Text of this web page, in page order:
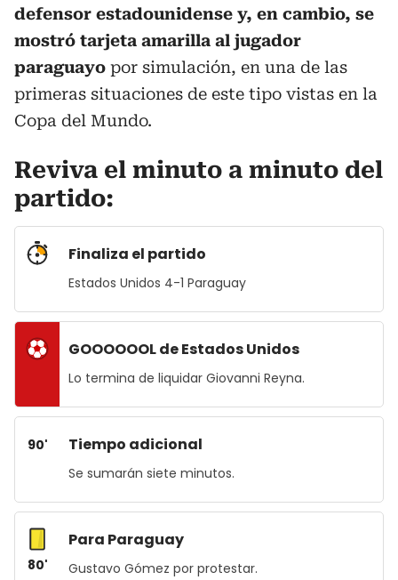
defensor estadounidense y, en cambio, se
mostró tarjeta amarilla al jugador
paraguayo por simulación, en una de las
primeras situaciones de este tipo vistas en la
Copa del Mundo.
Reviva el minuto a minuto del
partido:
Finaliza el partido
Estados Unidos 4-1 Paraguay
GOOOOOOL de Estados Unidos
Lo termina de liquidar Giovanni Reyna.
90' Tiempo adicional
Se sumarán siete minutos.
80'
Para Paraguay
Gustavo Gómez por protestar.